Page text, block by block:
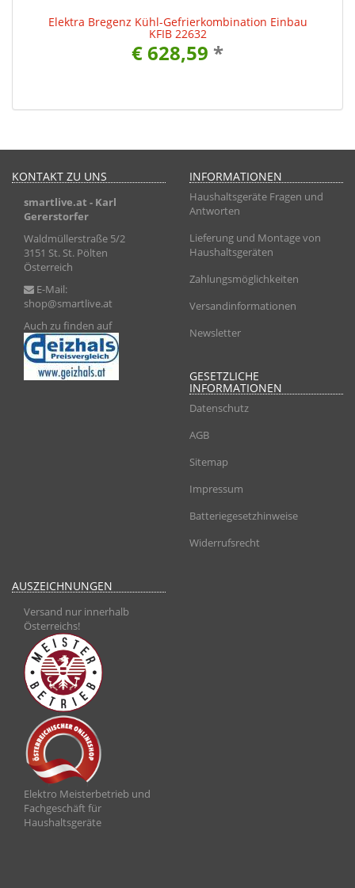
Elektra Bregenz Kühl-Gefrierkombination Einbau
KFIB 22632
€ 628,59 *
KONTAKT ZU UNS
smartlive.at - Karl
Gererstorfer
Waldmüllerstraße 5/2
3151 St. St. Pölten
Österreich
E-Mail:
shop@smartlive.at
Auch zu finden auf
INFORMATIONEN
Haushaltsgeräte Fragen und
Antworten
Lieferung und Montage von
Haushaltsgeräten
Zahlungsmöglichkeiten
Versandinformationen
Newsletter
GESETZLICHE
INFORMATIONEN
Datenschutz
AGB
Sitemap
Impressum
Batteriegesetzhinweise
Widerrufsrecht
AUSZEICHNUNGEN
Versand nur innerhalb
Österreichs!
Elektro Meisterbetrieb und
Fachgeschäft für
Haushaltsgeräte